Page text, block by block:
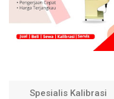
Spesialis Kalibrasi